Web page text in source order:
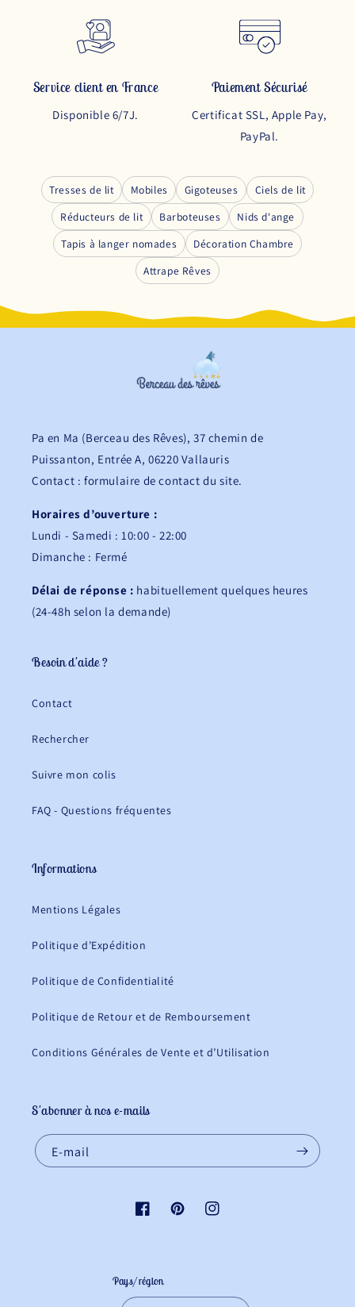
Service client en France
Disponible 6/7J.
Paiement Sécurisé
Certificat SSL, Apple Pay,
PayPal.
Tresses de lit Mobiles Gigoteuses
Ciels de lit
Réducteurs de lit
Barboteuses
Nids d'ange
Tapis à langer nomades
Décoration Chambre
Attrape Rêves
Pa en Ma (Berceau des Rêves), 37 chemin de
Puissanton, Entrée A, 06220 Vallauris
Contact : formulaire de contact du site.
Horaires d’ouverture :
Lundi - Samedi : 10:00 - 22:00
Dimanche : Fermé
Délai de réponse : habituellement quelques heures
(24-48h selon la demande)
Besoin d'aide ?
Contact
Rechercher
Suivre mon colis
FAQ - Questions fréquentes
Informations
Mentions Légales
Politique d’Expédition
Politique de Confidentialité
Politique de Retour et de Remboursement
Conditions Générales de Vente et d’Utilisation
S'abonner à nos e-mails
E-mail
FacebookPinterestInstagram
Pays/région